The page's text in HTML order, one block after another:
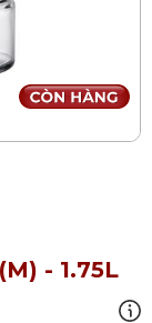
- 1.75L